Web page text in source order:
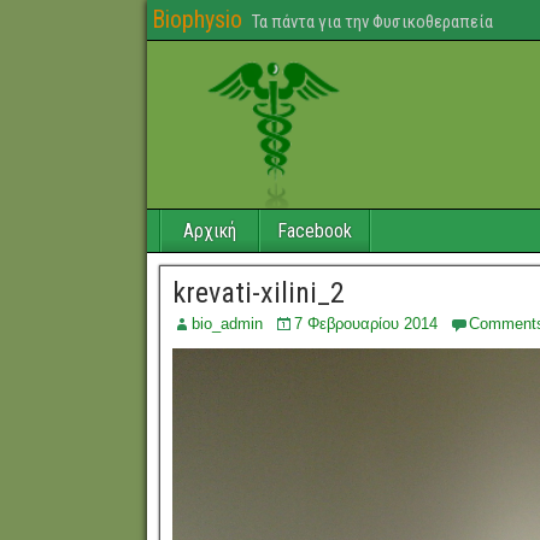
Biophysio Τα πάντα για την Φυσικοθεραπεία
Αρχική Facebook
krevati-xilini_2
bio_admin 7 Φεβρουαρίου 2014